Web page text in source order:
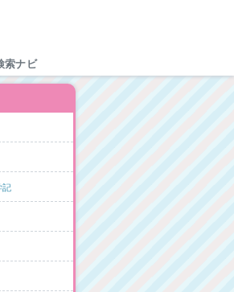
かかわる人た
索ナビ
記